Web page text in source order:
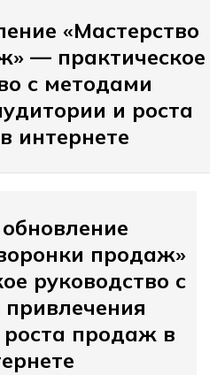
«Мастерство
— практическое
с методами
и роста
интернете
продаж»
руководство с
продаж в